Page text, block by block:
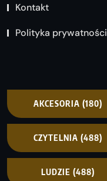
Kontakt
Polityka prywatności
AKCESORIA (180)
CZYTELNIA (488)
LUDZIE (488)